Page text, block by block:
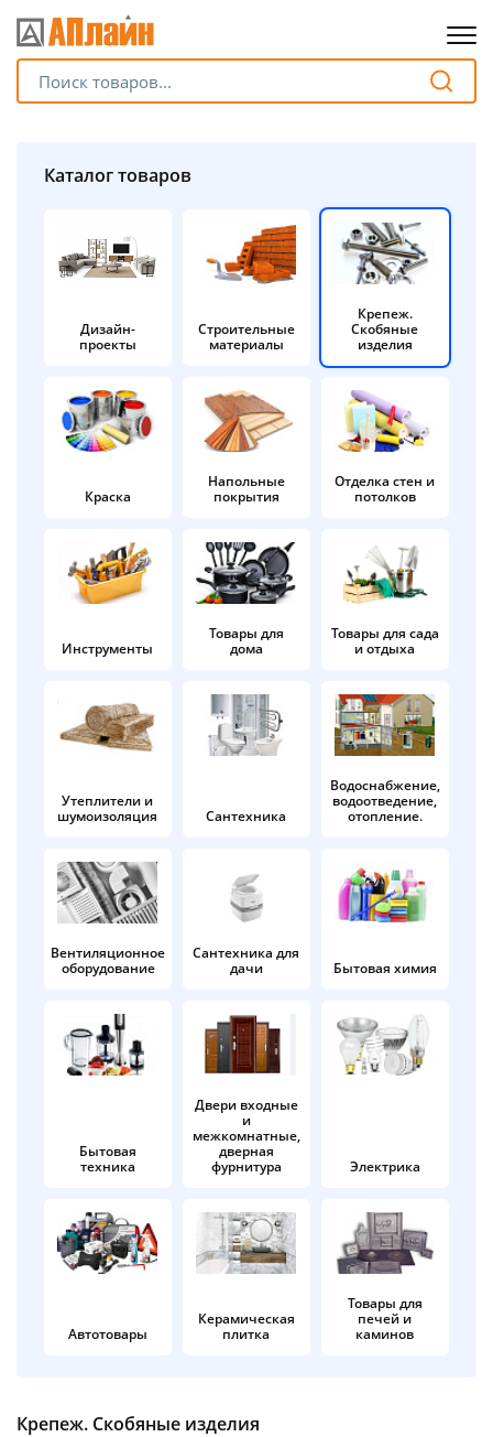
Каталог товаров
Дизайн-
проекты
Строительные
материалы
Крепеж.
Скобяные
изделия
Краска
Напольные
покрытия
Отделка стен и
потолков
Инструменты
Товары для
дома
Товары для сада
и отдыха
Утеплители и
шумоизоляция
Сантехника
Водоснабжение,
водоотведение,
отопление.
Вентиляционное
оборудование
Сантехника для
дачи
Бытовая химия
Бытовая
техника
Двери входные
и
межкомнатные,
дверная
фурнитура
Электрика
Автотовары
Керамическая
плитка
Товары для
печей и
каминов
Крепеж. Скобяные изделия
Разбейте
без переплат
График платежей
Сегодня
%
в корзину
Оплачивайте сегодня только
25% картой любого банка
Получайте товар
выбранный способом
Оставшиеся
% будут
по25%каждые 2 недели
Подробнее
об оплате Плайтом
раз в 2
недели
Остались вопросы?
8 800 302-02-51
plait.ru